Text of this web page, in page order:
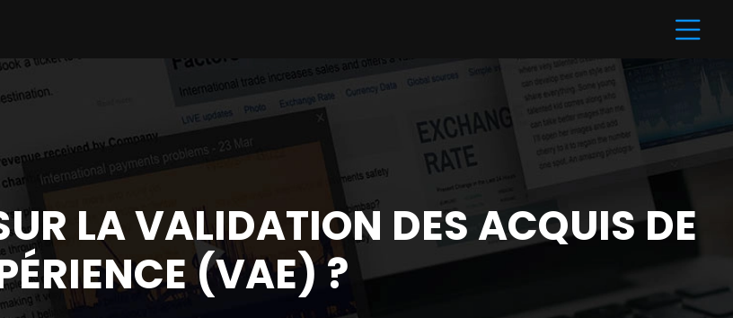
LA VALIDATION DES ACQUIS DE
(VAE) ?